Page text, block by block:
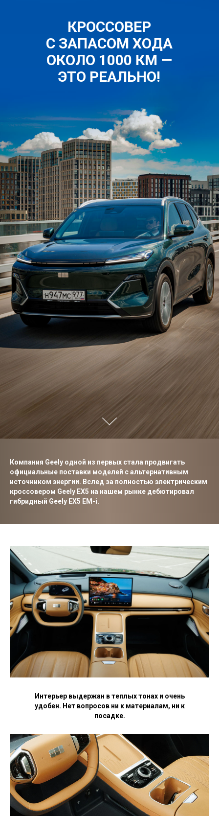
КРОССОВЕР
С ЗАПАСОМ ХОДА
ОКОЛО 1000 КМ —
ЭТО РЕАЛЬНО!
Компания Geely одной из первых стала продвигать
официальные поставки моделей с альтернативным
источником энергии. Вслед за полностью электрическим
кроссовером Geely EX5 на нашем рынке дебютировал
гибридный Geely EX5 EM-i.
Интерьер выдержан в теплых тонах и очень
удобен. Нет вопросов ни к материалам, ни к
посадке.